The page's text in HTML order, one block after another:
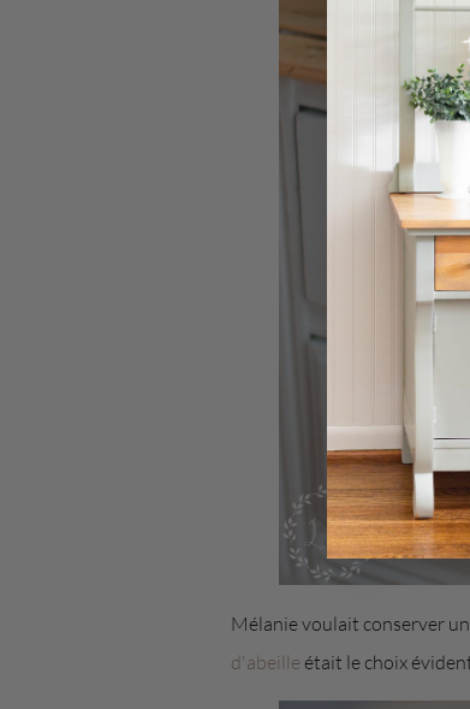
Mélanie voulait conserver
d'abeille était le choix